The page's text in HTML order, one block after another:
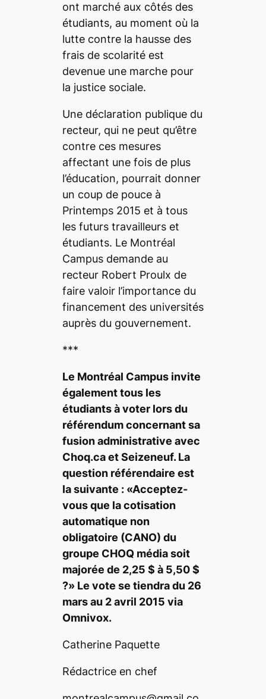
ont marché aux côtés des
étudiants, au moment où la
lutte contre la hausse des
frais de scolarité est
devenue une marche pour
la justice sociale.
Une déclaration publique du
recteur, qui ne peut qu’être
contre ces mesures
affectant une fois de plus
l’éducation, pourrait donner
un coup de pouce à
Printemps 2015 et à tous
les futurs travailleurs et
étudiants. Le Montréal
Campus demande au
recteur Robert Proulx de
faire valoir l’importance du
financement des universités
auprès du gouvernement.
***
Le Montréal Campus invite
également tous les
étudiants à voter lors du
référendum concernant sa
fusion administrative avec
Choq.ca et Seizeneuf. La
question référendaire est
la suivante : «Acceptez-
vous que la cotisation
automatique non
obligatoire (CANO) du
groupe CHOQ média soit
majorée de 2,25 $ à 5,50 $
?» Le vote se tiendra du 26
mars au 2 avril 2015 via
Omnivox.
Catherine Paquette
Rédactrice en chef